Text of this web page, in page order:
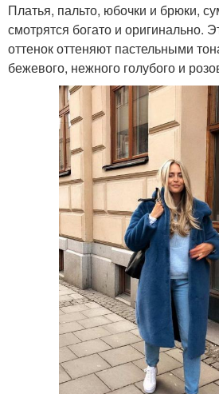
Платья, пальто, юбочки и брюки,
смотрятся богато и оригинально.
оттенок оттеняют пастельными
бежевого, нежного голубого и